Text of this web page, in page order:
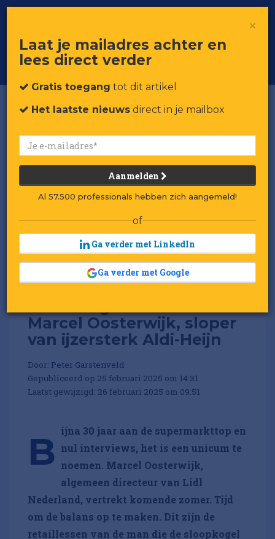
Voor professionals in retail & brands
Toggle
Marcel Oosterwijk, sloper
van ijzersterk Aldi-Heijn
Door: Peter Garstenveld
Gepubliceerd op 25 februari 2025 om 14:31
Laatst gewijzigd: 26 februari 2025 om 09:51
B ijna 30 jaar aan de supermarkttop en
nul interviews, het is een unicum te
noemen. Marcel Oosterwijk,
algemeen directeur van Lidl
Nederland, vertrekt komende zomer. Tijd
om de balans op te maken. Dit zijn de
retaillessen van de man die de sloopkogel
×
Laat je mailadres achter en
lees direct verder
Gratis toegang tot dit artikel
Het laatste nieuws direct in je mailbox
Aanmelden
Al 57.500 professionals hebben zich aangemeld!
of
Ga verder met LinkedIn
Ga verder met Google